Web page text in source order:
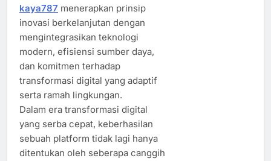
kaya787 menerapkan prinsip
inovasi berkelanjutan dengan
mengintegrasikan teknologi
modern, efisiensi sumber daya,
dan komitmen terhadap
transformasi digital yang adaptif
serta ramah lingkungan.
Dalam era transformasi digital
yang serba cepat, keberhasilan
sebuah platform tidak lagi hanya
ditentukan oleh seberapa canggih